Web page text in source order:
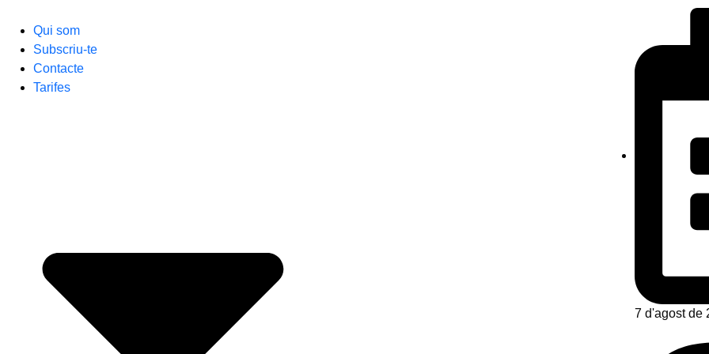
Qui som
Subscriu-te
Contacte
Tarifes
7 d'agost de